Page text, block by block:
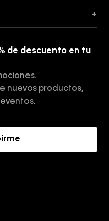
+
de descuento en tu
nuevos productos,